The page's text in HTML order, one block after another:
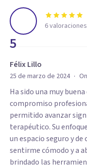
5
6valoraciones
Félix Lillo
25 de marzo de 2024 ·
Ha sido una muy
compromiso
permitido avanzar
terapéutico. Su
un espacio seguro y de
sentirme cómodo y a
brindado las